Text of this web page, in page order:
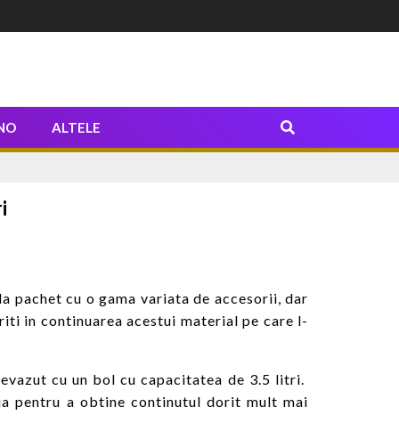
ALTELE
cu o gama variata de accesorii, dar
in continuarea acestui material pe care l-
cu un bol cu capacitatea de 3.5 litri.
pentru a obtine continutul dorit mult mai